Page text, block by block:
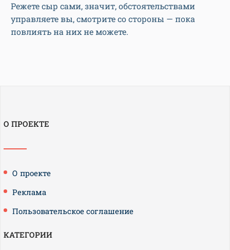
Режете сыр сами, значит, обстоятельствами
управляете вы, смотрите со стороны — пока
повлиять на них не можете.
О ПРОЕКТЕ
О проекте
Реклама
Пользовательское соглашение
КАТЕГОРИИ